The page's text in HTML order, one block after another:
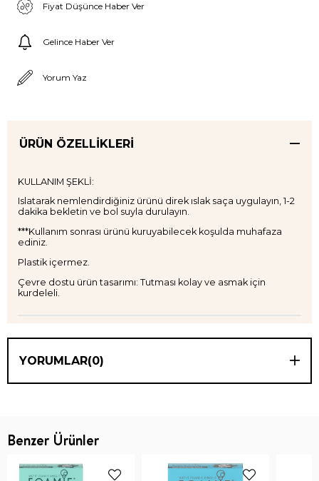
Fiyat Düşünce Haber Ver
Gelince Haber Ver
Yorum Yaz
ÜRÜN ÖZELLIKLERI
KULLANIM ŞEKLİ:
Islatarak nemlendirdiğiniz ürünü direk ıslak saça uygulayın, 1-2
dakika bekletin ve bol suyla durulayın.
***Kullanım sonrası ürünü kuruyabilecek koşulda muhafaza
ediniz.
Plastik içermez.
Çevre dostu ürün tasarımı: Tutması kolay ve asmak için
kurdeleli.
YORUMLAR(0)
Benzer Ürünler